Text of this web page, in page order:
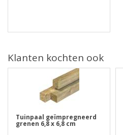
Klanten kochten ook
Tuinpaal geïmpregneerd
grenen 6,8 x 6,8 cm